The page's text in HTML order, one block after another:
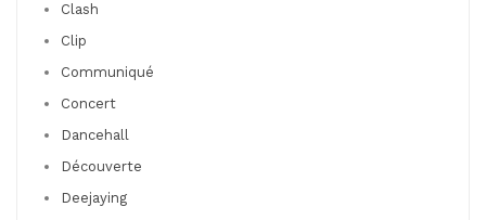
Clash
Clip
Communiqué
Concert
Dancehall
Découverte
Deejaying